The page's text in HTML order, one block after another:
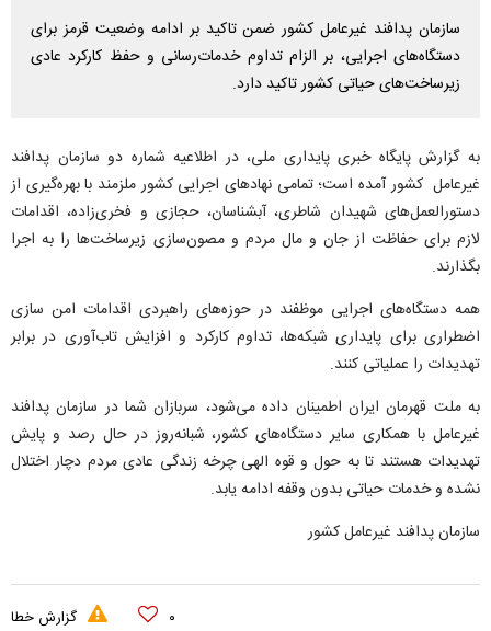
سازمان پدافند غیرعامل کشور ضمن تاکید بر ادامه وضعیت قرمز برای
دستگاه‌های اجرایی، بر الزام تداوم خدمات‌رسانی و حفظ کارکرد عادی
زیرساخت‌های حیاتی کشور تاکید دارد.
به گزارش پایگاه خبری پایداری ملی، در اطلاعیه شماره دو سازمان پدافند
غیرعامل کشور آمده است؛ تمامی نهاد‌های اجرایی کشور ملزمند با بهره‌گیری از
دستورالعمل‌های شهیدان شاطری، آبشناسان، حجازی و فخری‌زاده، اقدامات
لازم برای حفاظت از جان و مال مردم و مصون‌سازی زیرساخت‌ها را به اجرا
بگذارند.
همه دستگاه‌های اجرایی موظفند در حوزه‌های راهبردی اقدامات امن سازی
اضطراری برای پایداری شبکه‌ها، تداوم کارکرد و افزایش تاب‌آوری در برابر
تهدیدات را عملیاتی کنند.
به ملت قهرمان ایران اطمینان داده می‌شود، سربازان شما در سازمان پدافند
غیرعامل با همکاری سایر دستگاه‌های کشور، شبانه‌روز در حال رصد و پایش
تهدیدات هستند تا به حول و قوه الهی چرخه زندگی عادی مردم دچار اختلال
نشده و خدمات حیاتی بدون وقفه ادامه یابد.
سازمان پدافند غیرعامل کشور
۰ گزارش خطا